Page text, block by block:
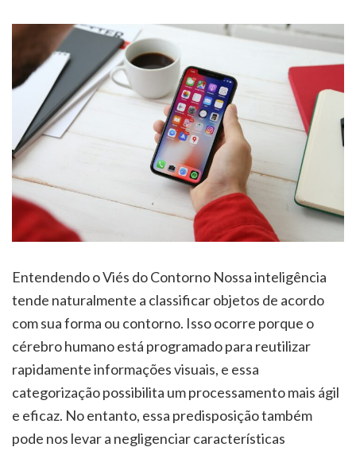
Entendendo o Viés do Contorno Nossa inteligência
tende naturalmente a classificar objetos de acordo
com sua forma ou contorno. Isso ocorre porque o
cérebro humano está programado para reutilizar
rapidamente informações visuais, e essa
categorização possibilita um processamento mais ágil
e eficaz. No entanto, essa predisposição também
pode nos levar a negligenciar características